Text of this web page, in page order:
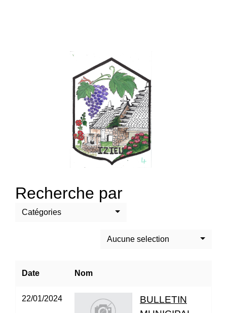
Recherche par
Catégories
Aucune selection
Date Nom
22/01/2024
BULLETIN